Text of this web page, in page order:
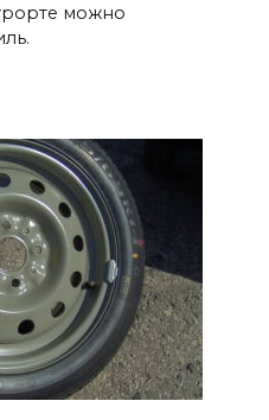
можно